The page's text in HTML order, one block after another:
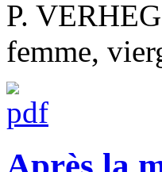
P.
femme,